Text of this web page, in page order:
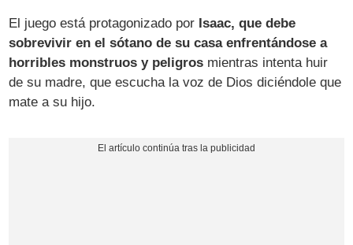
El juego está protagonizado por Isaac, que debe
sobrevivir en el sótano de su casa enfrentándose a
horribles monstruos y peligros mientras intenta huir
de su madre, que escucha la voz de Dios diciéndole que
mate a su hijo.